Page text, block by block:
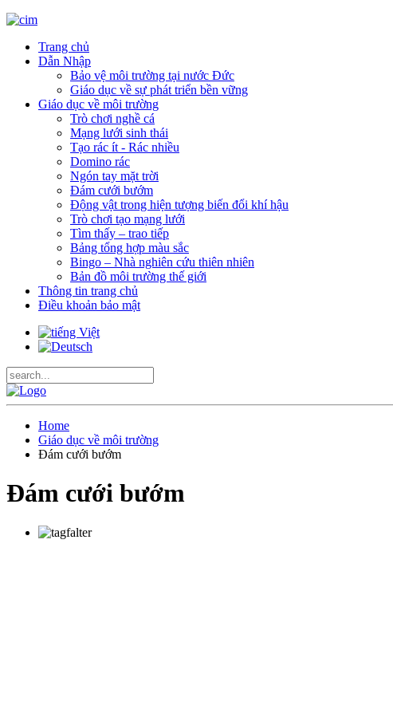
Trang chủ
Dẫn Nhập
Bảo vệ môi trường tại nước Đức
Giáo dục về sự phát triển bền vững
Giáo dục về môi trường
Trò chơi nghề cá
Mạng lưới sinh thái
Tạo rác ít - Rác nhiều
Domino rác
Ngón tay mặt trời
Đám cưới bướm
Động vật trong hiện tượng biến đổi khí hậu
Trò chơi tạo mạng lưới
Tìm thấy – trao tiếp
Bảng tổng hợp màu sắc
Bingo – Nhà nghiên cứu thiên nhiên
Bản đồ môi trường thế giới
Thông tin trang chủ
Điều khoản bảo mật
Home
Giáo dục về môi trường
Đám cưới bướm
Đám cưới bướm